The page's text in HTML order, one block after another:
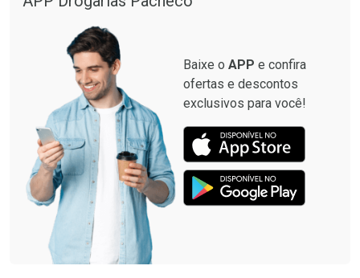
Baixe o APP e confira
ofertas e descontos
exclusivos para você!